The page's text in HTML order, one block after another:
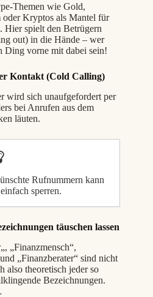
Themen wie Gold,
oder Kryptos als Mantel für
Hier spielt den Betrügern
out) in die Hände – wer
Ding vorne mit dabei sein!
Kontakt (Cold Calling)
wird sich unaufgefordert per
bei Anrufen aus dem
läuten.
Rufnummern kann
sperren.
täuschen lassen
„Finanzmensch“,
„Finanzberater“ sind nicht
also theoretisch jeder so
Bezeichnungen.